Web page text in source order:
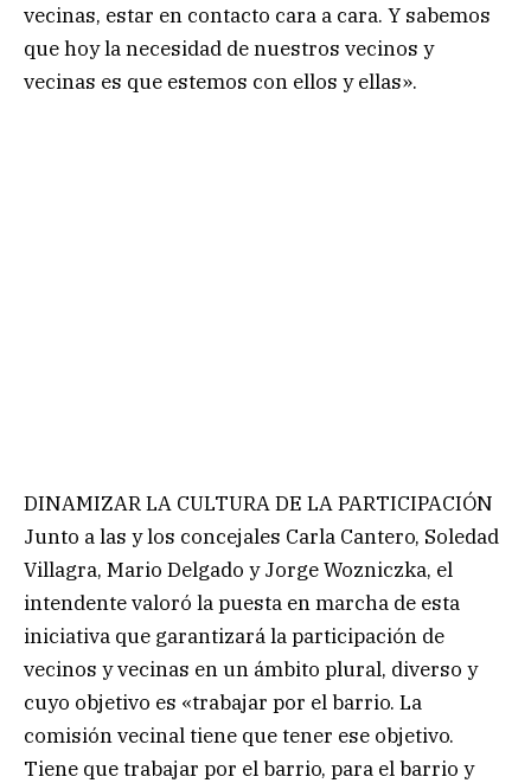
vecinas, estar en contacto cara a cara. Y sabemos
que hoy la necesidad de nuestros vecinos y
vecinas es que estemos con ellos y ellas».
DINAMIZAR LA CULTURA DE LA PARTICIPACIÓN
Junto a las y los concejales Carla Cantero, Soledad
Villagra, Mario Delgado y Jorge Wozniczka, el
intendente valoró la puesta en marcha de esta
iniciativa que garantizará la participación de
vecinos y vecinas en un ámbito plural, diverso y
cuyo objetivo es «trabajar por el barrio. La
comisión vecinal tiene que tener ese objetivo.
Tiene que trabajar por el barrio, para el barrio y